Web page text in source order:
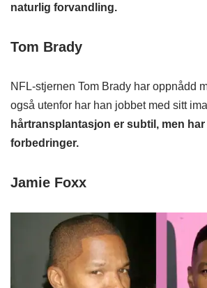
naturlig forvandling.
Tom Brady
NFL-stjernen Tom Brady har oppnådd
også utenfor har han jobbet med sitt
hårtransplantasjon er subtil, men
forbedringer.
Jamie Foxx